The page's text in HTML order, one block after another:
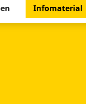
Infomaterial